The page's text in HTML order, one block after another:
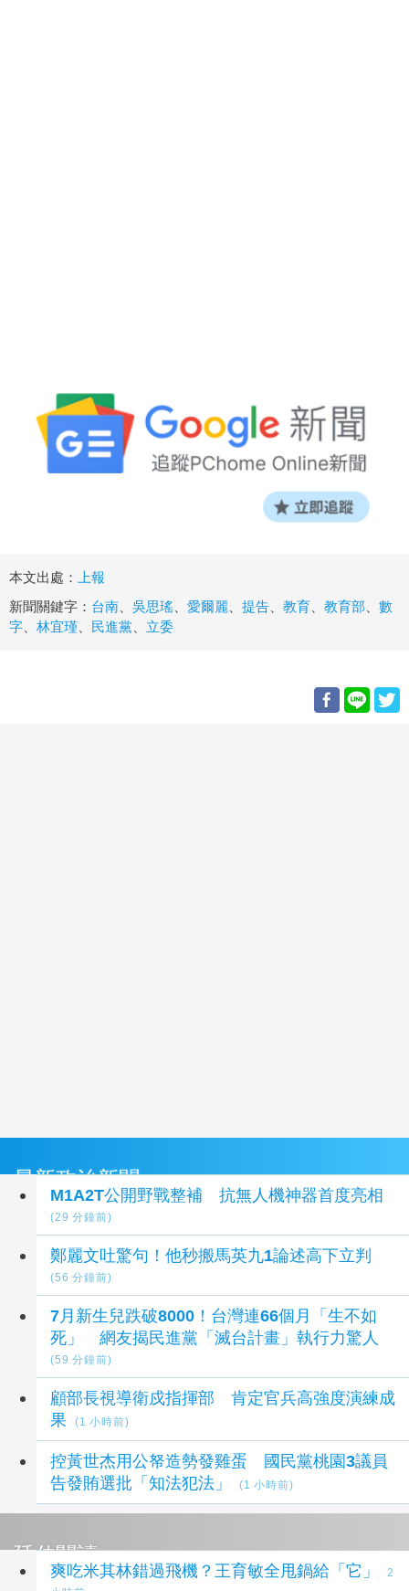
本文出處：
上報
新聞關鍵字： 台南 吳思瑤 愛爾麗 提告 教育 教育部
數
字
林宜瑾 民進黨 立委
最新政治新聞
M1A2T公開野戰整補 抗無人機神器首度亮相
(29 分鐘前)
鄭麗文吐驚句！他秒搬馬英九1論述高下立判
(56 分鐘前)
7月新生兒跌破8000！台灣連66個月「生不如
死」 網友揭民進黨「滅台計畫」執行力驚人
(59 分鐘前)
顧部長視導衛戍指揮部 肯定官兵高強度演練成
果
(1 小時前)
控黃世杰用公帑造勢發雞蛋 國民黨桃園3議員
告發賄選批「知法犯法」
(1 小時前)
延伸閱讀
爽吃米其林錯過飛機？王育敏全甩鍋給「它」
2